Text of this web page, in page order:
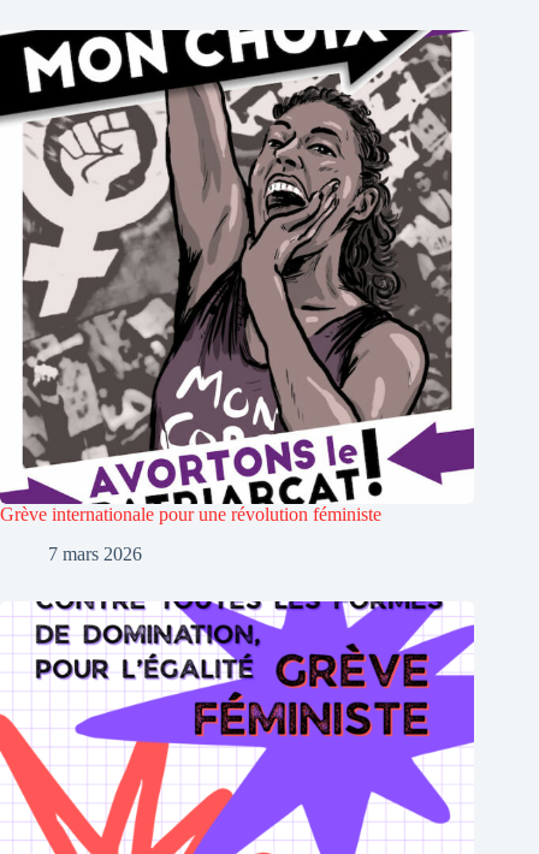
Grève internationale pour une révolution féministe
7 mars 2026